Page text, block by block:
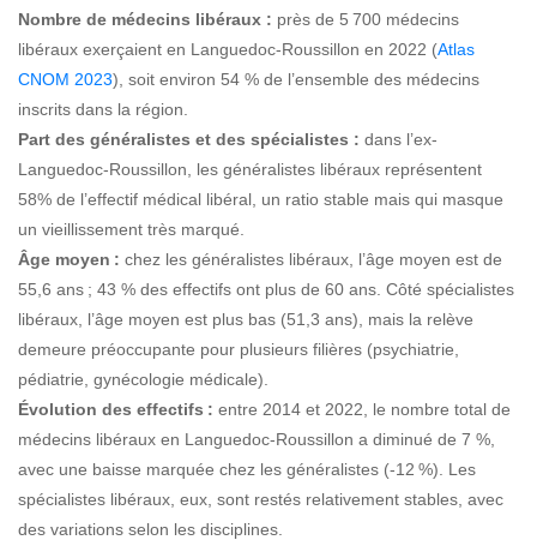
Nombre de médecins libéraux : près de 5 700 médecins
libéraux exerçaient en Languedoc-Roussillon en 2022 (Atlas
CNOM 2023), soit environ 54 % de l’ensemble des médecins
inscrits dans la région.
Part des généralistes et des spécialistes : dans l’ex-
Languedoc-Roussillon, les généralistes libéraux représentent
58% de l’effectif médical libéral, un ratio stable mais qui masque
un vieillissement très marqué.
Âge moyen : chez les généralistes libéraux, l’âge moyen est de
55,6 ans ; 43 % des effectifs ont plus de 60 ans. Côté spécialistes
libéraux, l’âge moyen est plus bas (51,3 ans), mais la relève
demeure préoccupante pour plusieurs filières (psychiatrie,
pédiatrie, gynécologie médicale).
Évolution des effectifs : entre 2014 et 2022, le nombre total de
médecins libéraux en Languedoc-Roussillon a diminué de 7 %,
avec une baisse marquée chez les généralistes (-12 %). Les
spécialistes libéraux, eux, sont restés relativement stables, avec
des variations selon les disciplines.